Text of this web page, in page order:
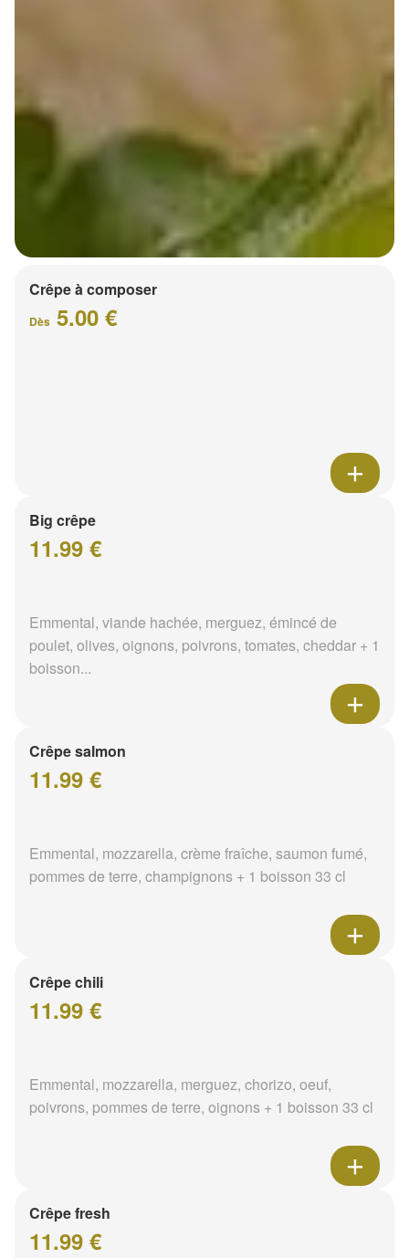
Crêpe à composer
Dès 5.00 €
Big crêpe
11.99 €
Emmental, viande hachée, merguez, émincé de
poulet, olives, oignons, poivrons, tomates, cheddar + 1
boisson...
Crêpe salmon
11.99 €
Emmental, mozzarella, crème fraîche, saumon fumé,
pommes de terre, champignons + 1 boisson 33 cl
Crêpe chili
11.99 €
Emmental, mozzarella, merguez, chorizo, oeuf,
poivrons, pommes de terre, oignons + 1 boisson 33 cl
Crêpe fresh
11.99 €